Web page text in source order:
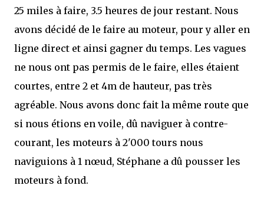
25 miles à faire, 3.5 heures de jour restant. Nous
avons décidé de le faire au moteur, pour y aller en
ligne direct et ainsi gagner du temps. Les vagues
ne nous ont pas permis de le faire, elles étaient
courtes, entre 2 et 4m de hauteur, pas très
agréable. Nous avons donc fait la même route que
si nous étions en voile, dû naviguer à contre-
courant, les moteurs à 2'000 tours nous
naviguions à 1 nœud, Stéphane a dû pousser les
moteurs à fond.